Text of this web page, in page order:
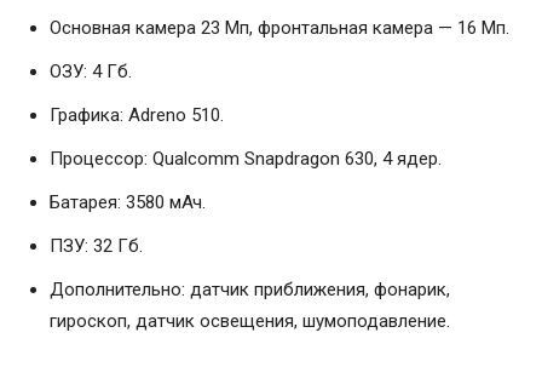
Основная камера 23 Мп, фронтальная камера — 16 Мп.
ОЗУ: 4 Гб.
Графика: Adreno 510.
Процессор: Qualcomm Snapdragon 630, 4 ядер.
Батарея: 3580 мАч.
ПЗУ: 32 Гб.
Дополнительно: датчик приближения, фонарик,
гироскоп, датчик освещения, шумоподавление.